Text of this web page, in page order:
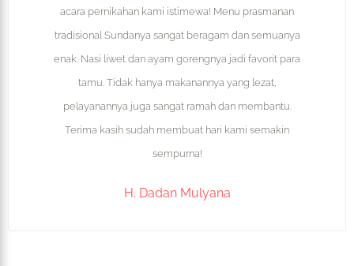
acara pernikahan kami istimewa! Menu prasmanan
tradisional Sundanya sangat beragam dan semuanya
enak. Nasi liwet dan ayam gorengnya jadi favorit para
tamu. Tidak hanya makanannya yang lezat,
pelayanannya juga sangat ramah dan membantu.
Terima kasih sudah membuat hari kami semakin
sempurna!
H. Dadan Mulyana